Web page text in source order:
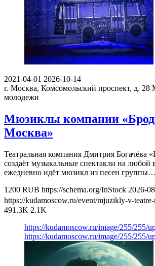
2021-04-01 2026-10-14
г. Москва, Комсомольский проспект, д. 28
молодежи
Мюзиклы компании
Москва»
Театральная компания Дмитрия Богачёва
создаёт музыкальные спектакли на
ежедневно идёт мюзикл из песен группы…
1200 RUB https://schema.org/InStock 2026-
https://kudamoscow.ru/event/mjuzikly-v-
491.3K 2.1K
https://kudamoscow.ru/image/255/255/
https://kudamoscow.ru/image/255/255/